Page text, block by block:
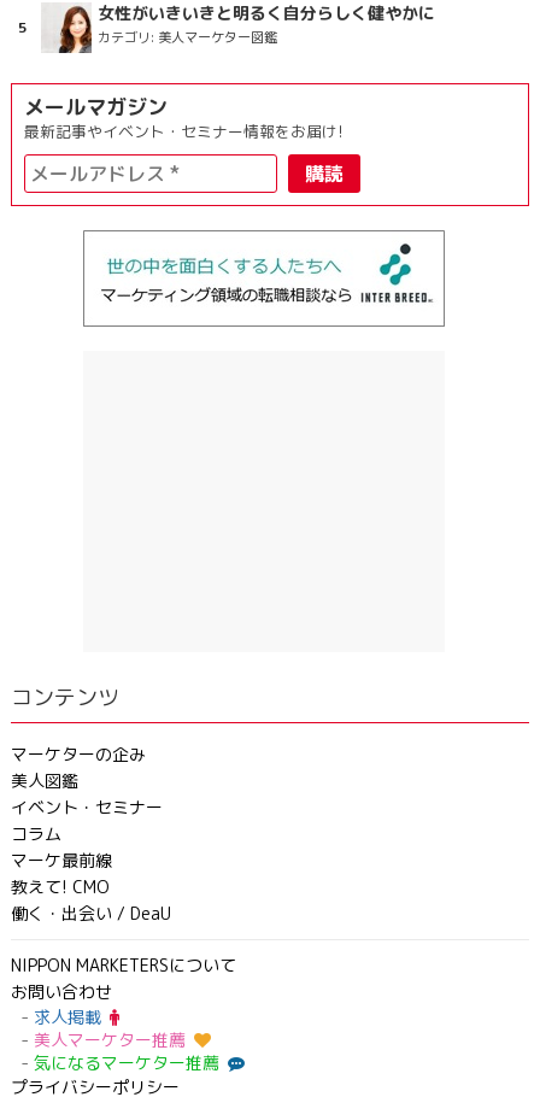
女性がいきいきと明るく自分らしく健やかに
カテゴリ: 美人マーケター図鑑
メールマガジン
最新記事やイベント・セミナー情報をお届け!
コンテンツ
マーケターの企み
美人図鑑
イベント・セミナー
コラム
マーケ最前線
教えて! CMO
働く・出会い / DeaU
NIPPON MARKETERSについて
お問い合わせ
求人掲載
美人マーケター推薦
気になるマーケター推薦
プライバシーポリシー